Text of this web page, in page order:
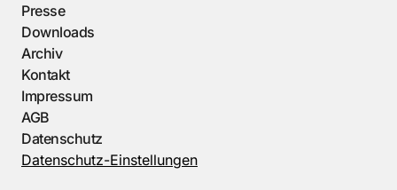
Presse
Downloads
Archiv
Kontakt
Impressum
AGB
Datenschutz
Datenschutz-Einstellungen